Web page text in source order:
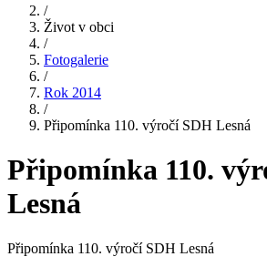
/
Život v obci
/
Fotogalerie
/
Rok 2014
/
Připomínka 110. výročí SDH Lesná
Připomínka 110.
Lesná
Připomínka 110. výročí SDH Lesná